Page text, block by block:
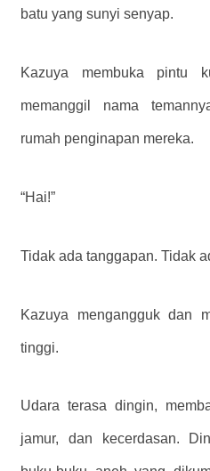
batu yang sunyi senyap.
Kazuya membuka pintu
memanggil nama
rumah penginapan mereka.
“Hai!”
Tidak ada tanggapan. Tidak
Kazuya mengangguk dan
tinggi.
Udara terasa dingin,
jamur, dan kecerdasan.